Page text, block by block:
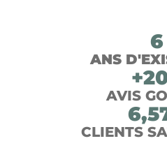
ANS
6
AVIS
+
CLIENTS